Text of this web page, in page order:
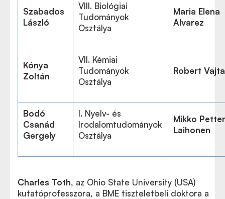
Szabados
László
VIII. Biológiai
Tudományok
Osztálya
Maria Elena
Alvarez
Kónya
Zoltán
VII. Kémiai
Tudományok
Osztálya
Robert
Bodó
Csanád
Gergely
I. Nyelv- és
Irodalomtudományok
Osztálya
Mikko
Laihonen
Charles Toth, az Ohio State University (USA)
kutatóprofesszora, a BME tiszteletbeli doktora a